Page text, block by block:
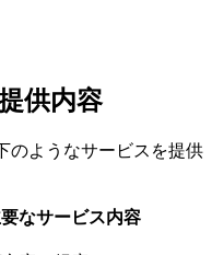
供内容
のようなサービスを提供
なサービス内容